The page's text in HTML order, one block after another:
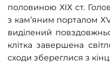
половиною ХІХ ст.
з кам’яним порталом
виділений
клітка завершена
сходи збереглися з